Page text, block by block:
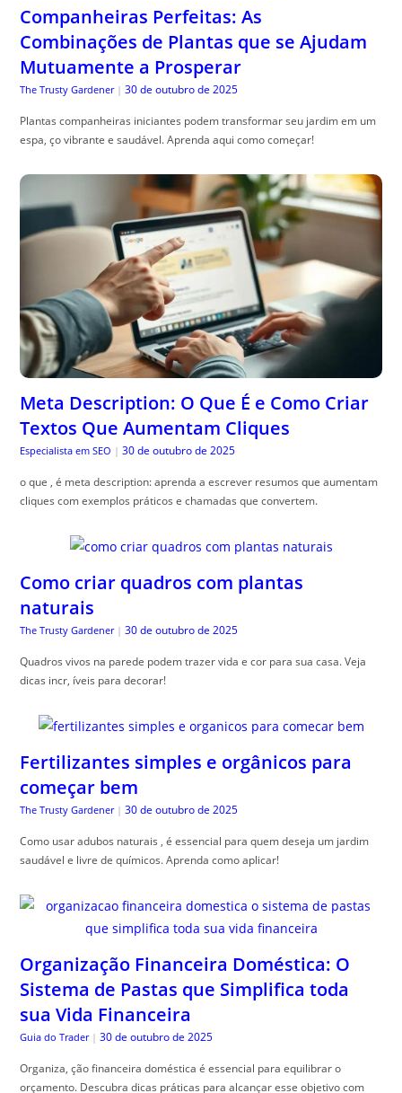
Companheiras Perfeitas: As
Combinações de Plantas que se Ajudam
Mutuamente a Prosperar
The Trusty Gardener | 30 de outubro de 2025
Plantas companheiras iniciantes podem transformar seu jardim em um
espa, ço vibrante e saudável. Aprenda aqui como começar!
Meta Description: O Que É e Como Criar
Textos Que Aumentam Cliques
Especialista em SEO | 30 de outubro de 2025
o que , é meta description: aprenda a escrever resumos que aumentam
cliques com exemplos práticos e chamadas que convertem.
Como criar quadros com plantas
naturais
The Trusty Gardener | 30 de outubro de 2025
Quadros vivos na parede podem trazer vida e cor para sua casa. Veja
dicas incr, íveis para decorar!
Fertilizantes simples e orgânicos para
começar bem
The Trusty Gardener | 30 de outubro de 2025
Como usar adubos naturais , é essencial para quem deseja um jardim
saudável e livre de químicos. Aprenda como aplicar!
Organização Financeira Doméstica: O
Sistema de Pastas que Simplifica toda
sua Vida Financeira
Guia do Trader | 30 de outubro de 2025
Organiza, ção financeira doméstica é essencial para equilibrar o
orçamento. Descubra dicas práticas para alcançar esse objetivo com